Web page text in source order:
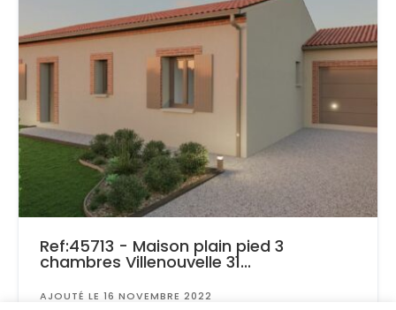
Ref:45713 - Maison plain pied 3
chambres Villenouvelle 31...
AJOUTÉ LE 16 NOVEMBRE 2022